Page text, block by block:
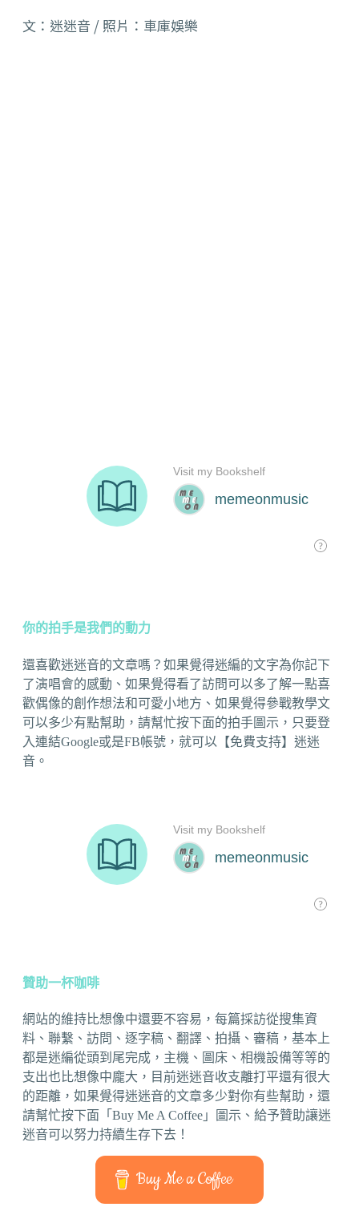
文：迷迷音 / 照片：車庫娛樂
你的拍手是我們的動力
還喜歡迷迷音的文章嗎？如果覺得迷編的文字為你記下
了演唱會的感動、如果覺得看了訪問可以多了解一點喜
歡偶像的創作想法和可愛小地方、如果覺得參戰教學文
可以多少有點幫助，請幫忙按下面的拍手圖示，只要登
入連結Google或是FB帳號，就可以【免費支持】迷迷
音。
贊助一杯咖啡
網站的維持比想像中還要不容易，每篇採訪從搜集資
料、聯繫、訪問、逐字稿、翻譯、拍攝、審稿，基本上
都是迷編從頭到尾完成，主機、圖床、相機設備等等的
支出也比想像中龐大，目前迷迷音收支離打平還有很大
的距離，如果覺得迷迷音的文章多少對你有些幫助，還
請幫忙按下面「Buy Me A Coffee」圖示、給予贊助讓迷
迷音可以努力持續生存下去！
Buy Me a Coffee